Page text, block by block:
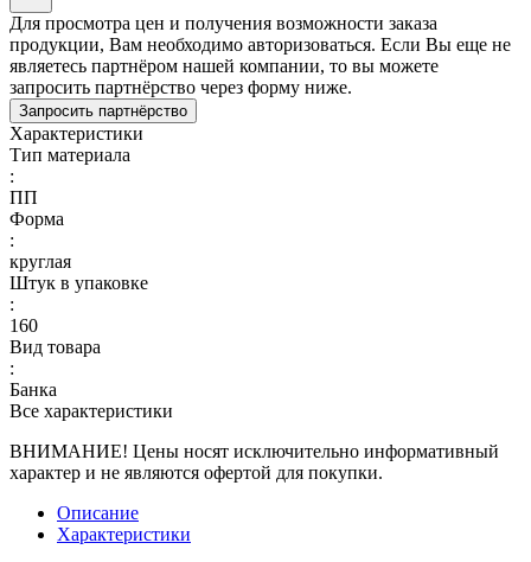
Для просмотра цен и получения возможности заказа
продукции, Вам необходимо авторизоваться. Если Вы еще не
являетесь партнёром нашей компании, то вы можете
запросить партнёрство через форму ниже.
Запросить партнёрство
Характеристики
Тип материала
:
ПП
Форма
:
круглая
Штук в упаковке
:
160
Вид товара
:
Банка
Все характеристики
ВНИМАНИЕ! Цены носят исключительно информативный
характер и не являются офертой для покупки.
Описание
Характеристики